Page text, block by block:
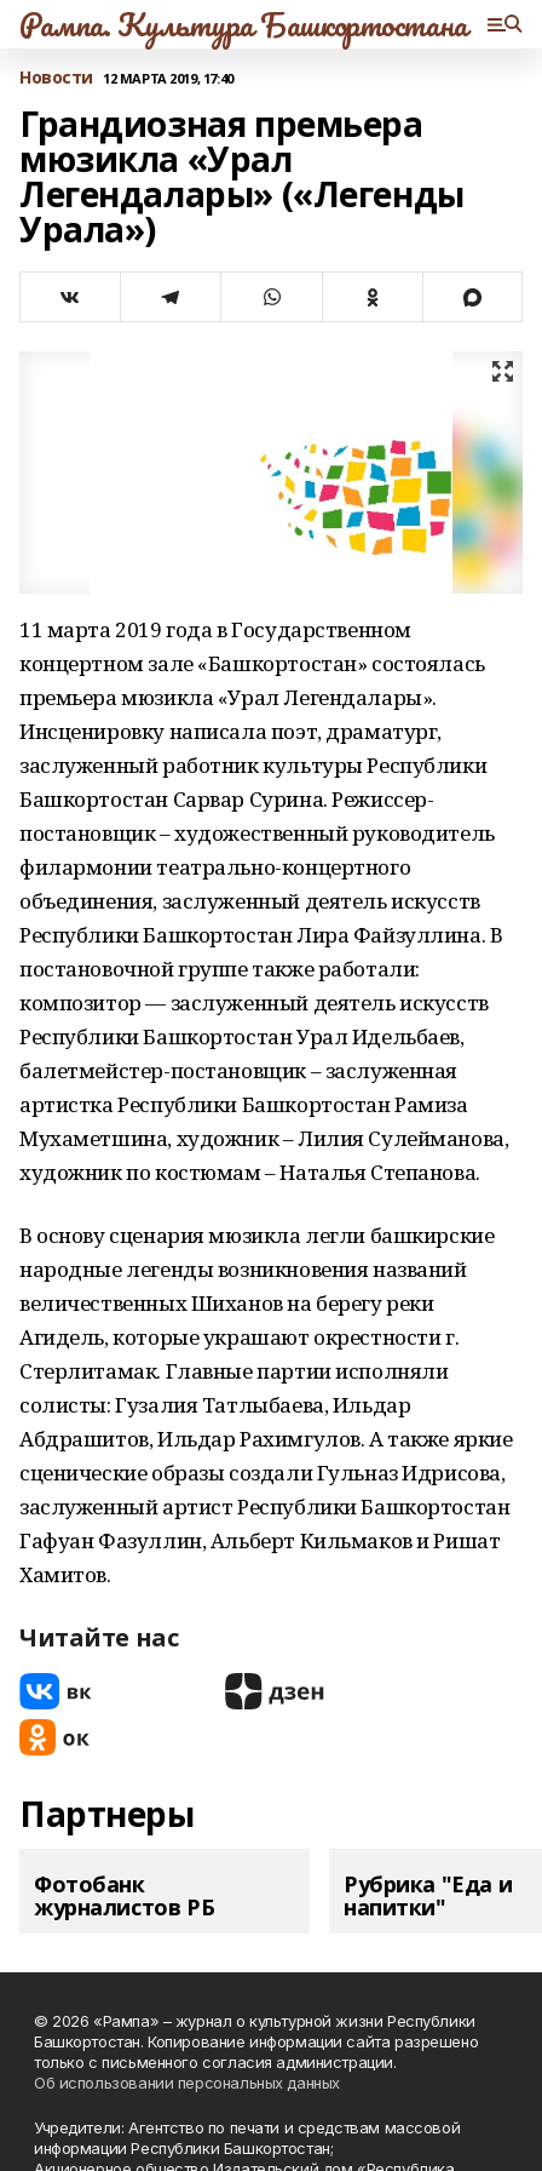
Рампа. Культура Башкортостана
Новости 12 МАРТА 2019, 17:40
Грандиозная премьера
мюзикла «Урал
Легендалары» («Легенды
Урала»)
11 марта 2019 года в Государственном
концертном зале «Башкортостан» состоялась
премьера мюзикла «Урал Легендалары».
Инсценировку написала поэт, драматург,
заслуженный работник культуры Республики
Башкортостан Сарвар Сурина. Режиссер-
постановщик – художественный руководитель
филармонии театрально-концертного
объединения, заслуженный деятель искусств
Республики Башкортостан Лира Файзуллина. В
постановочной группе также работали:
композитор — заслуженный деятель искусств
Республики Башкортостан Урал Идельбаев,
балетмейстер-постановщик – заслуженная
артистка Республики Башкортостан Рамиза
Мухаметшина, художник – Лилия Сулейманова,
художник по костюмам – Наталья Степанова.
В основу сценария мюзикла легли башкирские
народные легенды возникновения названий
величественных Шиханов на берегу реки
Агидель, которые украшают окрестности г.
Стерлитамак. Главные партии исполняли
солисты: Гузалия Татлыбаева, Ильдар
Абдрашитов, Ильдар Рахимгулов. А также яркие
сценические образы создали Гульназ Идрисова,
заслуженный артист Республики Башкортостан
Гафуан Фазуллин, Альберт Кильмаков и Ришат
Хамитов.
Читайте нас
Партнеры
Фотобанк
журналистов РБ
Рубрика "Еда и
напитки"
© 2026 «Рампа» – журнал о культурной жизни Республики
Башкортостан. Копирование информации сайта разрешено
только с письменного согласия администрации.
Об использовании персональных данных
Учредители: Агентство по печати и средствам массовой
информации Республики Башкортостан;